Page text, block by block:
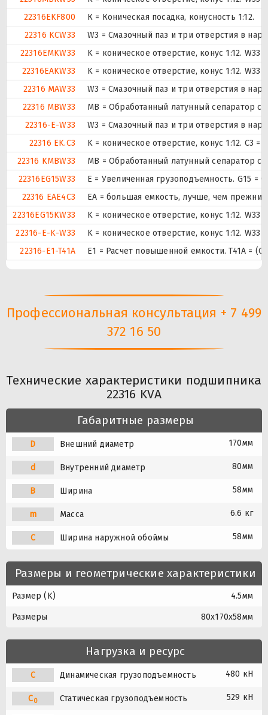
22316EKF800
К = Коническая посадка, конусность 1:12.
22316 KCW33
W3 = Смазочный паз и три отверстия в
22316EMKW33
K = коническое отверстие, конус 1:12.
22316EAKW33
K = коническое отверстие, конус 1:12.
22316 MAW33
W3 = Смазочный паз и три отверстия в
22316 MBW33
MB = Обработанный латунный сепаратор
22316-E-W33
W3 = Смазочный паз и три отверстия в
22316 EK.C3
K = коническое отверстие, конус 1:12. C3
22316 KMBW33
MB = Обработанный латунный сепаратор
22316EG15W33
E = Увеличенная грузоподъемность. G15
22316 EAE4C3
EA = большая емкость, лучше, чем
22316EG15KW33
K = коническое отверстие, конус 1:12.
22316-E-K-W33
K = коническое отверстие, конус 1:12.
22316-E1-T41A
E1 = Расчет повышенной емкости. T41A =
Профессиональная консультация + 7 499
372 16 50
Технические характеристики подшипника
22316 KVA
Габаритные размеры
D Внешний диаметр 170мм
d Внутренний диаметр 80мм
B Ширина 58мм
m Масса 6.6 кг
C Ширина наружной обоймы 58мм
Размеры и геометрические характеристики
Размер (K) 4.5мм
Размеры 80x170x58мм
Нагрузка и ресурс
C Динамическая грузоподъемность 480 кН
C0 Статическая грузоподъемность 529 кН